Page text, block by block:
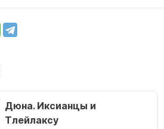
Дюна. Иксианцы и
Тлейлаксу